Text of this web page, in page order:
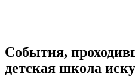
События,
детская школа